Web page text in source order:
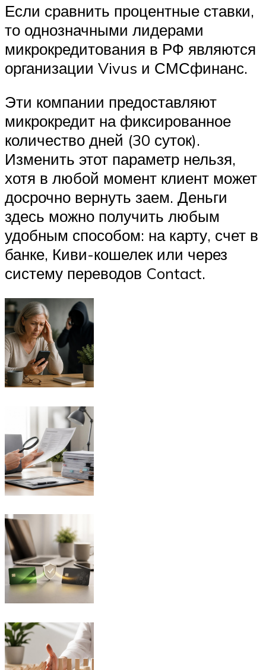
Если сравнить процентные ставки,
то однозначными лидерами
микрокредитования в РФ являются
организации Vivus и СМСфинанс.
Эти компании предоставляют
микрокредит на фиксированное
количество дней (30 суток).
Изменить этот параметр нельзя,
хотя в любой момент клиент может
досрочно вернуть заем. Деньги
здесь можно получить любым
удобным способом: на карту, счет в
банке, Киви-кошелек или через
систему переводов Contact.